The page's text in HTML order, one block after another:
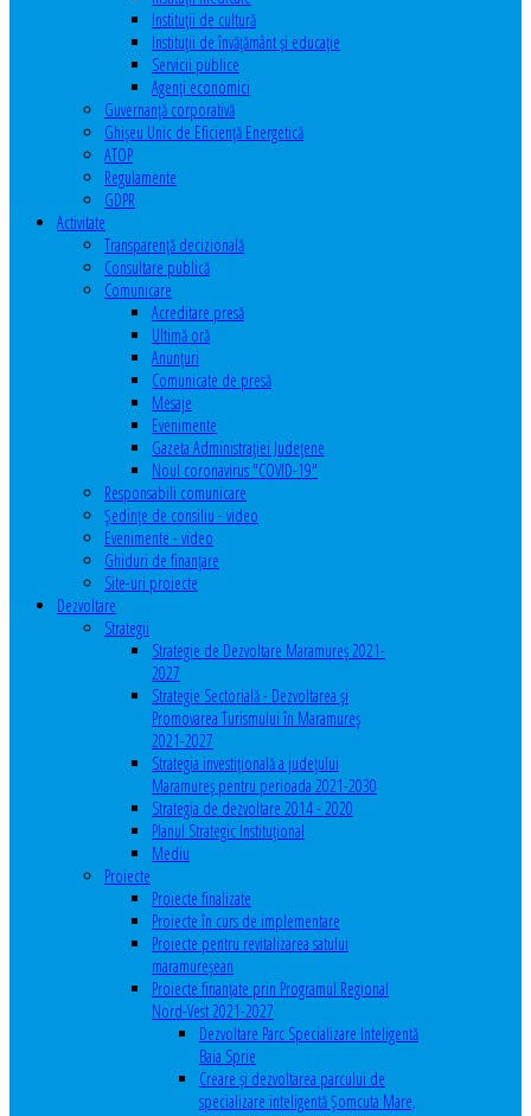
Instituţii de cultură
Instituţii de învăţământ şi educaţie
Servicii publice
Agenţi economici
Guvernanță corporativă
Ghişeu Unic de Eficienţă Energetică
ATOP
Regulamente
GDPR
Activitate
Transparenţă decizională
Consultare publică
Comunicare
Acreditare presă
Ultimă oră
Anunţuri
Comunicate de presă
Mesaje
Evenimente
Gazeta Administraţiei Judeţene
Noul coronavirus "COVID-19"
Responsabili comunicare
Şedinţe de consiliu - video
Evenimente - video
Ghiduri de finanţare
Site-uri proiecte
Dezvoltare
Strategii
Strategie de Dezvoltare Maramureș 2021-
2027
Strategie Sectorială - Dezvoltarea și
Promovarea Turismului în Maramureș
2021-2027
Strategia investiţională a județului
Maramureș pentru perioada 2021-2030
Strategia de dezvoltare 2014 - 2020
Planul Strategic Instituţional
Mediu
Proiecte
Proiecte finalizate
Proiecte în curs de implementare
Proiecte pentru revitalizarea satului
maramureşean
Proiecte finanțate prin Programul Regional
Nord-Vest 2021-2027
Dezvoltare Parc Specializare Inteligentă
Baia Sprie
Creare și dezvoltarea parcului de
specializare inteligentă Șomcuta Mare,